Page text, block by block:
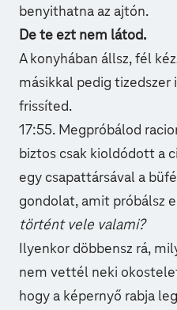
benyithatna az ajtón.
De te ezt nem látod.
A konyhában állsz, fél
másikkal pedig
frissíted.
17:55. Megpróbálod
biztos csak kioldódott a
egy csapattársával a
gondolat, amit próbálsz
történt vele valami?
Ilyenkor döbbensz rá,
nem vettél neki
hogy a képernyő rabja